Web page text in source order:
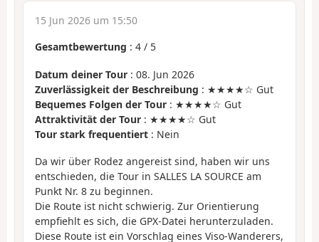
15 Jun 2026 um 15:50
Gesamtbewertung : 4 / 5
Datum deiner Tour : 08. Jun 2026
Zuverlässigkeit der Beschreibung : ★★★★☆ Gut
Bequemes Folgen der Tour : ★★★★☆ Gut
Attraktivität der Tour : ★★★★☆ Gut
Tour stark frequentiert : Nein
Da wir über Rodez angereist sind, haben wir uns
entschieden, die Tour in SALLES LA SOURCE am
Punkt Nr. 8 zu beginnen.
Die Route ist nicht schwierig. Zur Orientierung
empfiehlt es sich, die GPX-Datei herunterzuladen.
Diese Route ist ein Vorschlag eines Viso-Wanderers,